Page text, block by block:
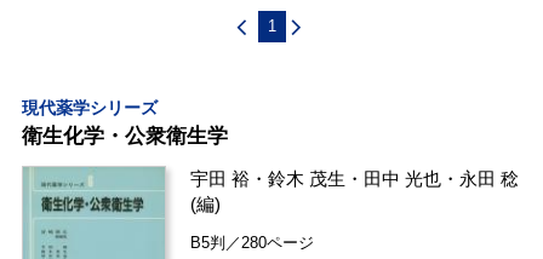
1
現代薬学シリーズ
衛生化学・公衆衛生学
宇田 裕 ・鈴木 茂生 ・ 田中 光也 ・ 永田 稔
(編)
B5判／280ページ